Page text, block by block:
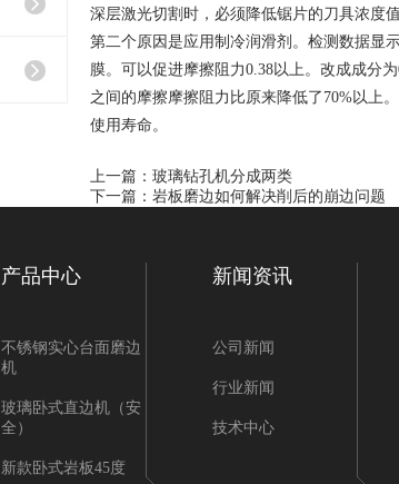
45度切磨拉
一体机产品
玻璃磨圆机
岩板双头倒
深层激光切割时，必须降低锯片的刀具浓度
第二个原因是应用制冷润滑剂。检测数据显
膜。可以促进摩擦阻力0.38以上。改成成分
之间的摩擦摩擦阻力比原来降低了70%以上
使用寿命。
上一篇： 玻璃钻孔机分成两类
下一篇： 岩板磨边如何解决削后的崩边问题
产品中心
不锈钢实心台面磨边
机
玻璃卧式直边机（安
全）
新款卧式岩板45度
新闻资讯
公司新闻
行业新闻
技术中心